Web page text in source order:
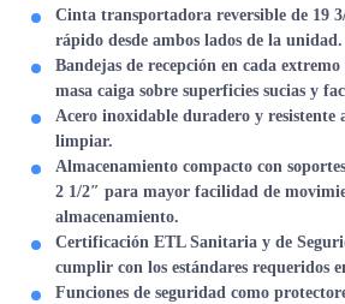
Cinta transportadora reversible de 19
rápido desde ambos lados de la unidad.
Bandejas de recepción en cada
masa caiga sobre superficies sucias y
Acero inoxidable duradero y resistente
limpiar.
Almacenamiento compacto con
2 1/2″ para mayor facilidad de
almacenamiento.
Certificación ETL Sanitaria y de
cumplir con los estándares requeridos
Funciones de seguridad como